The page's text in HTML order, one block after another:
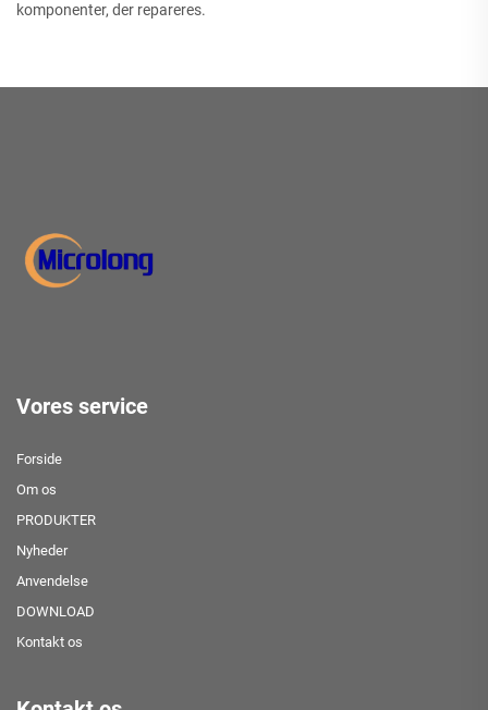
komponenter, der repareres.
Vores service
Forside
Om os
PRODUKTER
Nyheder
Anvendelse
DOWNLOAD
Kontakt os